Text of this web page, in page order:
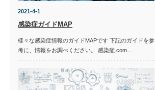
2021-4-1
感染症ガイドMAP
様々な感染症情報のガイドMAPです 下記のガイドを参
考に、情報をお調べください。 感染症.com…